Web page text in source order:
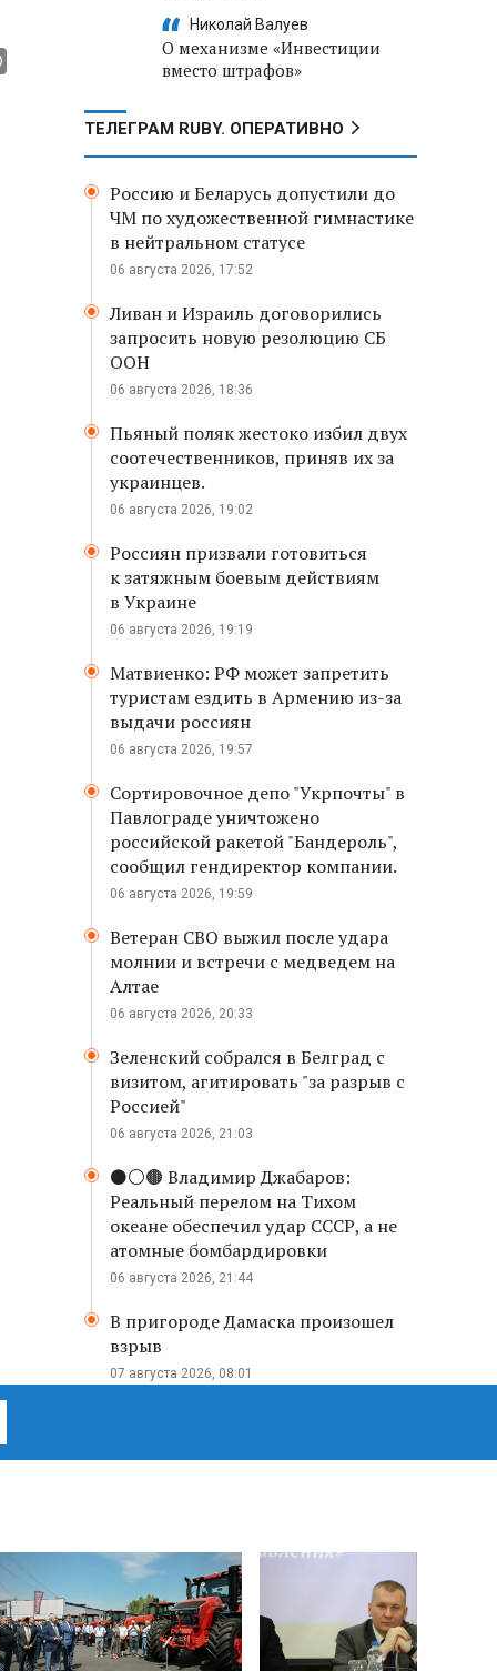
Николай Валуев
О механизме «Инвестиции
вместо штрафов»
ТЕЛЕГРАМ RUBY. ОПЕРАТИВНО
Россию и Беларусь допустили до
ЧМ по художественной гимнастике
в нейтральном статусе
06 августа 2026, 17:52
Ливан и Израиль договорились
запросить новую резолюцию СБ
ООН
06 августа 2026, 18:36
Пьяный поляк жестоко избил двух
соотечественников, приняв их за
украинцев.
06 августа 2026, 19:02
Россиян призвали готовиться
к затяжным боевым действиям
в Украине
06 августа 2026, 19:19
Матвиенко: РФ может запретить
туристам ездить в Армению из-за
выдачи россиян
06 августа 2026, 19:57
Сортировочное депо "Укрпочты" в
Павлограде уничтожено
российской ракетой "Бандероль",
сообщил гендиректор компании.
06 августа 2026, 19:59
Ветеран СВО выжил после удара
молнии и встречи с медведем на
Алтае
06 августа 2026, 20:33
Зеленский собрался в Белград с
визитом, агитировать "за разрыв с
Россией"
06 августа 2026, 21:03
⚫️⚪️🟤 Владимир Джабаров:
Реальный перелом на Тихом
океане обеспечил удар СССР, а не
атомные бомбардировки
06 августа 2026, 21:44
В пригороде Дамаска произошел
взрыв
07 августа 2026, 08:01